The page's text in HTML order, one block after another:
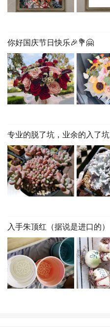
你好国庆节日快乐🎉💐🤗
专业的脱了坑，业余的入了坑
入手朱顶红（据说是进口的）